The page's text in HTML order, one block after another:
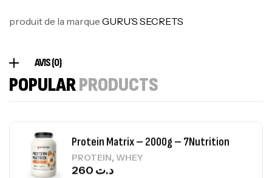
produit de la marque GURU’S SECRETS
AVIS (0)
POPULARPRODUCTS
CREATINE
Protein Matrix – 2000g – 7Nutrition
PROTEIN, WHEY
د.ت